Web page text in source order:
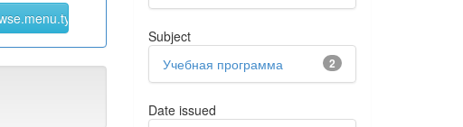
Subject
2
Учебная программа
Date issued